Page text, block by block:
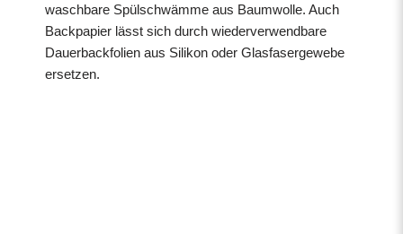
waschbare Spülschwämme aus Baumwolle. Auch
Backpapier lässt sich durch wiederverwendbare
Dauerbackfolien aus Silikon oder Glasfasergewebe
ersetzen.